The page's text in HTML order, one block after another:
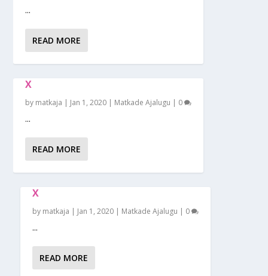
...
READ MORE
X
by matkaja | Jan 1, 2020 | Matkade Ajalugu | 0
...
READ MORE
X
by matkaja | Jan 1, 2020 | Matkade Ajalugu | 0
...
READ MORE